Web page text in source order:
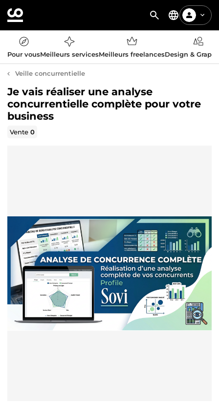
Pour vousMeilleurs servicesMeilleurs freelancesDesign &
Veille concurrentielle
Je vais réaliser une analyse
concurrentielle complète pour votre
business
Vente0